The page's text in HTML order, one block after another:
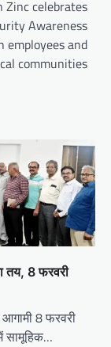
Zinc celebrates
Awareness
employees and
communities
तय, 8 फरवरी
आगामी 8 फरवरी
सामूहिक…